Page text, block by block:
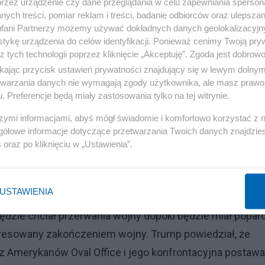
ta wojna jest tragedią i trzeba ją szybko przerwać bo
wrzucił, że Rosjanie są najeźdźcami. Trump
dostarczała broń i elektroniczną ochronę (Muska
rozpocząłby burzy porozumienie zostało by
że trudno byłoby mu rozmawiać z Putinem o pokoju
Vance wtrącił, że poprzednia
nie spodobało się Żeleńskiemu i zaczął atakować
I wtedy nastąpiła karczemna awantura którą
nie chce mówić o pokoju, ale chce Amerykę
chciał przerwania wojny dopóki będzie miał
zakończeniem wojny. Trump powiedział, że
Oval Office i jego konfrontacyjna postawa
treści, pomiar reklam i treści, badanie odbiorców oraz
Partnerzy możemy używać dokładnych danych
urządzenia do celów identyfikacji. Ponieważ cenimy Twoją
tych technologii poprzez kliknięcie „Akceptuję”. Zgoda jest
przycisk ustawień prywatności znajdujący się w lewym
danych nie wymagają zgody użytkownika, ale masz
Preferencje będą miały zastosowania tylko na tej witrynie.
informacjami, abyś mógł świadomie i komfortowo korzystać z
informacje dotyczące przetwarzania Twoich danych
oraz po kliknięciu w „Ustawienia”.
USTAWIENIA